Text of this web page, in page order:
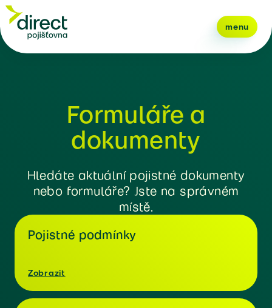
menu
Formuláře a
dokumenty
Hledáte aktuální pojistné dokumenty
nebo formuláře? Jste na správném
místě.
Pojistné podmínky
Zobrazit